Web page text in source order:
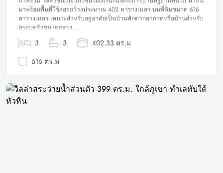
มาพร้อมพื้นที่ใช้สอยกว้างประมาณ 402 ตารางเมตร บนที่ดินขนาด 616
ตารางเมตร เหมาะสำหรับอยู่อาศัยเป็นบ้านพักตากอากาศหรือบ้านสำหรับ
ครอบครัวขนาดกลาง...
3 3
402.33 ตร.ม
616 ตร.ม